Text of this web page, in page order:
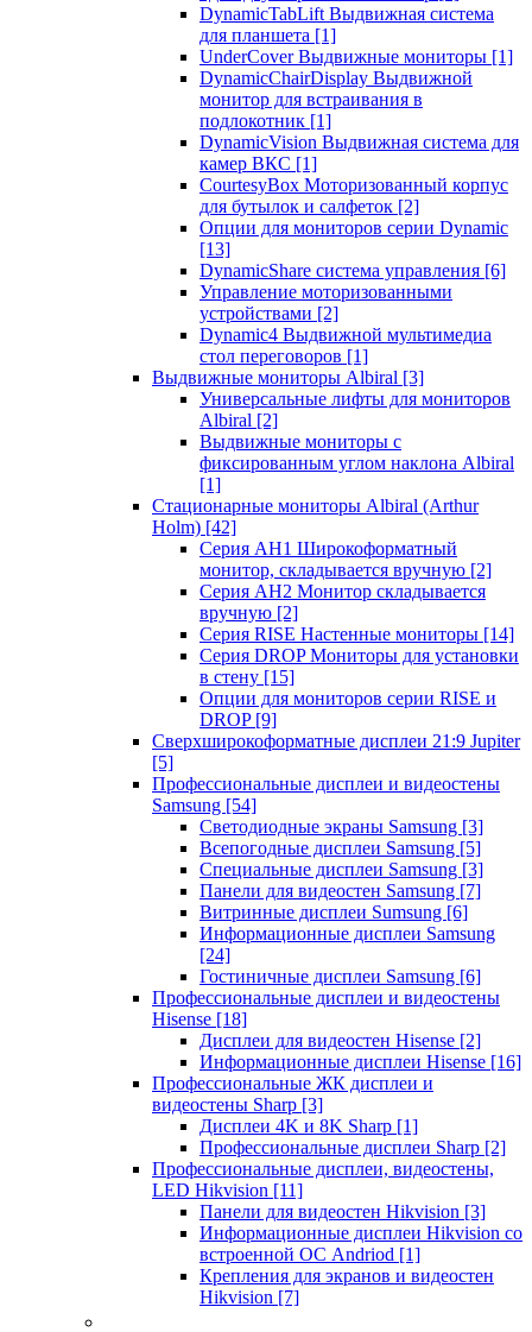
DynamicTabLift Выдвижная система
для планшета [1]
UnderCover Выдвижные мониторы [1]
DynamicChairDisplay Выдвижной
монитор для встраивания в
подлокотник [1]
DynamicVision Выдвижная система для
камер ВКС [1]
CourtesyBox Моторизованный корпус
для бутылок и салфеток [2]
Опции для мониторов серии Dynamic
[13]
DynamicShare система управления [6]
Управление моторизованными
устройствами [2]
Dynamic4 Выдвижной мультимедиа
стол переговоров [1]
Выдвижные мониторы Albiral [3]
Универсальные лифты для мониторов
Albiral [2]
Выдвижные мониторы с
фиксированным углом наклона Albiral
[1]
Стационарные мониторы Albiral (Arthur
Holm) [42]
Серия AH1 Широкоформатный
монитор, складывается вручную [2]
Серия AH2 Монитор складывается
вручную [2]
Серия RISE Настенные мониторы [14]
Серия DROP Мониторы для установки
в стену [15]
Опции для мониторов серии RISE и
DROP [9]
Сверхширокоформатные дисплеи 21:9 Jupiter
[5]
Профессиональные дисплеи и видеостены
Samsung [54]
Светодиодные экраны Samsung [3]
Всепогодные дисплеи Samsung [5]
Специальные дисплеи Samsung [3]
Панели для видеостен Samsung [7]
Витринные дисплеи Sumsung [6]
Информационные дисплеи Samsung
[24]
Гостиничные дисплеи Samsung [6]
Профессиональные дисплеи и видеостены
Hisense [18]
Дисплеи для видеостен Hisense [2]
Информационные дисплеи Hisense [16]
Профессиональные ЖК дисплеи и
видеостены Sharp [3]
Дисплеи 4K и 8K Sharp [1]
Профессиональные дисплеи Sharp [2]
Профессиональные дисплеи, видеостены,
LED Hikvision [11]
Панели для видеостен Hikvision [3]
Информационные дисплеи Hikvision со
встроенной ОС Andriod [1]
Крепления для экранов и видеостен
Hikvision [7]